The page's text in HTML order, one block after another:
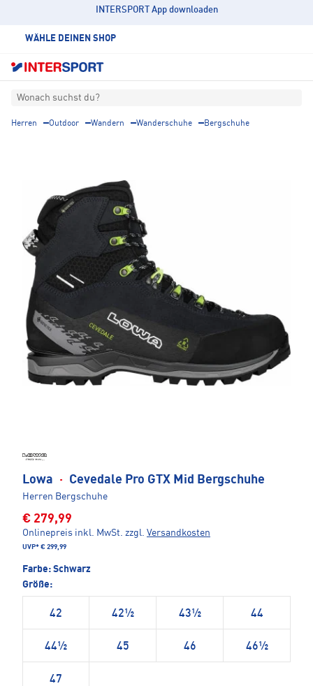
INTERSPORT App downloaden
WÄHLE DEINEN SHOP
Wonach suchst du?
Herren Outdoor Wandern Wanderschuhe Bergschuhe
Lowa · Cevedale Pro GTX Mid Bergschuhe
Herren Bergschuhe
€ 279,99
Onlinepreis inkl. MwSt. zzgl. Versandkosten
UVP* € 299,99
Farbe: Schwarz
Größe:
42 42½ 43½ 44
44½ 45 46 46½
47